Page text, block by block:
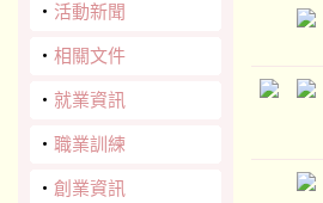
‧ 活動新聞
‧ 相關文件
‧ 就業資訊
‧ 職業訓練
‧ 創業資訊